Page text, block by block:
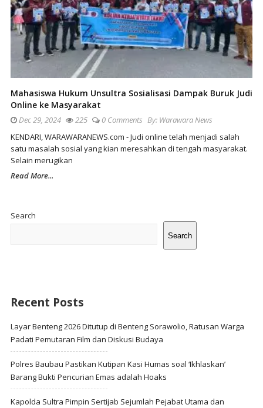
Mahasiswa Hukum Unsultra Sosialisasi Dampak Buruk Judi
Online ke Masyarakat
Dec 29, 2024 225 0 Comments By: Warawara News
KENDARI, WARAWARANEWS.com - Judi online telah menjadi salah
satu masalah sosial yang kian meresahkan di tengah masyarakat.
Selain merugikan
Read More...
Search
Search
Recent Posts
Layar Benteng 2026 Ditutup di Benteng Sorawolio, Ratusan Warga
Padati Pemutaran Film dan Diskusi Budaya
Polres Baubau Pastikan Kutipan Kasi Humas soal ‘Ikhlaskan’
Barang Bukti Pencurian Emas adalah Hoaks
Kapolda Sultra Pimpin Sertijab Sejumlah Pejabat Utama dan